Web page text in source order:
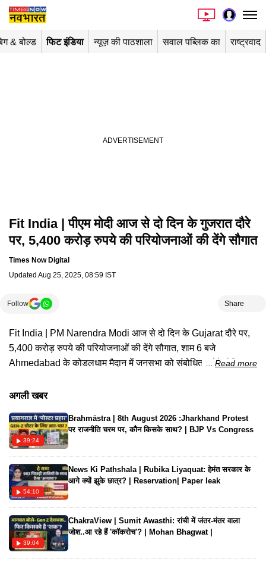
& बोल्ड फिट इंडिया न्यूज़ की पाठशाला सवाल पब्लिक का राष्ट्रवाद
Fit India | पीएम मोदी आज से दो दिन के गुजरात दौरे
पर, 5,400 करोड़ रुपये की परियोजनाओं की देंगे सौगात
Times Now Digital
Updated Aug 25, 2025, 08:59 IST
Follow Share
Fit India | PM Narendra Modi आज से दो दिन के Gujarat दौरे पर,
5,400 करोड़ रुपये की परियोजनाओं की देंगे सौगात, शाम 6 बजे
Ahmedabad के कोडलधाम मैदान में जनसभा को संबोधित करेंगे, देखिए
Read more
अगली खबर
39:24
Brahmāstra | 8th August 2026 :Jharkhand Protest
पर राजनीति चरम पर, कौन किसके साथ? | BJP Vs Congress
54:10
News Ki Pathshala | Rubika Liyaquat: हेमंत सरकार के
आगे क्यों झुके छात्र? | Reservation| Paper leak
39:04
ChakraView | Sumit Awasthi: रांची में जंतर-मंतर वाला
जोश..आ रहे हैं 'कॉकरोच'? | Mohan Bhagwat |